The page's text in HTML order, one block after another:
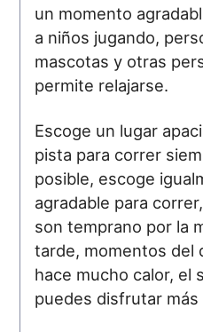
un momento
a niños jugando,
mascotas y otras
permite relajarse.
Escoge un lugar
pista para correr
posible, escoge
agradable para
son temprano por la
tarde, momentos del
hace mucho calor, el
puedes disfrutar